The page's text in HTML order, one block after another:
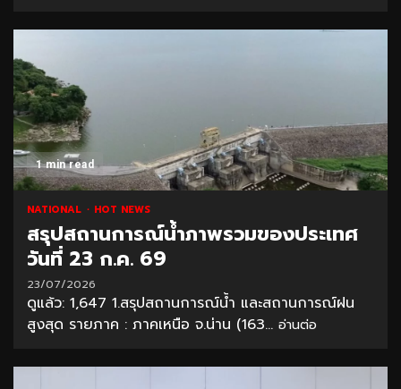
1 min read
NATIONAL HOT NEWS
สรุปสถานการณ์น้ำภาพรวมของประเทศ
วันที่ 23 ก.ค. 69
23/07/2026
ดูแล้ว: 1,647 1.สรุปสถานการณ์น้ำ และสถานการณ์ฝน
สูงสุด รายภาค : ภาคเหนือ จ.น่าน (163... อ่านต่อ